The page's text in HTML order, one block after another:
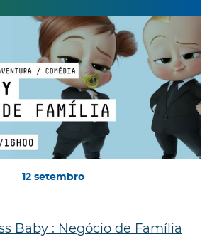
12 setembro
Baby : Negócio de Família